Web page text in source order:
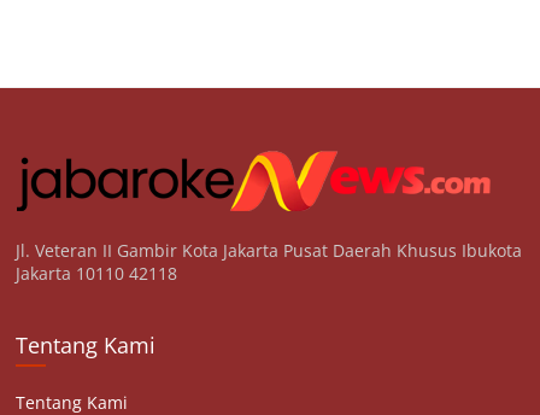
Jl. Veteran II Gambir Kota Jakarta Pusat Daerah Khusus Ibukota
Jakarta 10110 42118
Tentang Kami
Tentang Kami